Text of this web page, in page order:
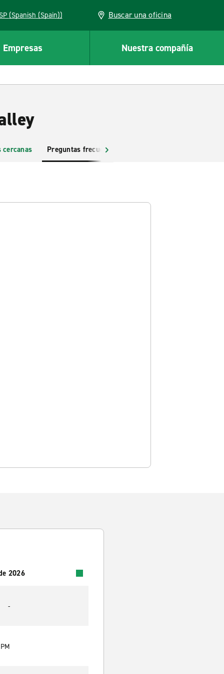
ESP (Spanish (Spain)) Buscar una oficina
Empresas Nuestra compañía
cercanas Preguntas frecuentes
2026
-